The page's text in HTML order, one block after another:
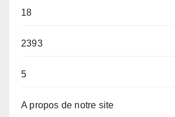
18
2393
5
A propos de notre site